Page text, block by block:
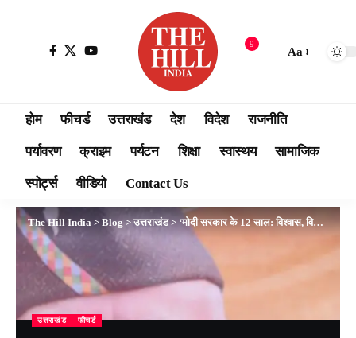
9
Aa
होम फीचर्ड उत्तराखंड देश विदेश राजनीति
पर्यावरण क्राइम पर्यटन शिक्षा स्वास्थय सामाजिक
स्पोर्ट्स वीडियो Contact Us
The Hill India > Blog>उत्तराखंड> ‘मोदी सरकार के 12 साल: विश्वास, विकास और जनकल्याण की मिसाल’, खटीमा में सीएम धामी ने गिनाईं उपलब्धियां, कहा- विश्व पटल पर मजबूत हुआ भारत
उत्तराखंड फीचर्ड